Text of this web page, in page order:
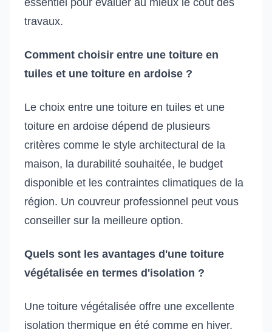
travaux.
Comment choisir entre une toiture en
tuiles et une toiture en ardoise ?
Le choix entre une toiture en tuiles et une
toiture en ardoise dépend de plusieurs
critères comme le style architectural de la
maison, la durabilité souhaitée, le budget
disponible et les contraintes climatiques de la
région. Un couvreur professionnel peut vous
conseiller sur la meilleure option.
Quels sont les avantages d'une toiture
végétalisée en termes d'isolation ?
Une toiture végétalisée offre une excellente
isolation thermique en été comme en hiver.